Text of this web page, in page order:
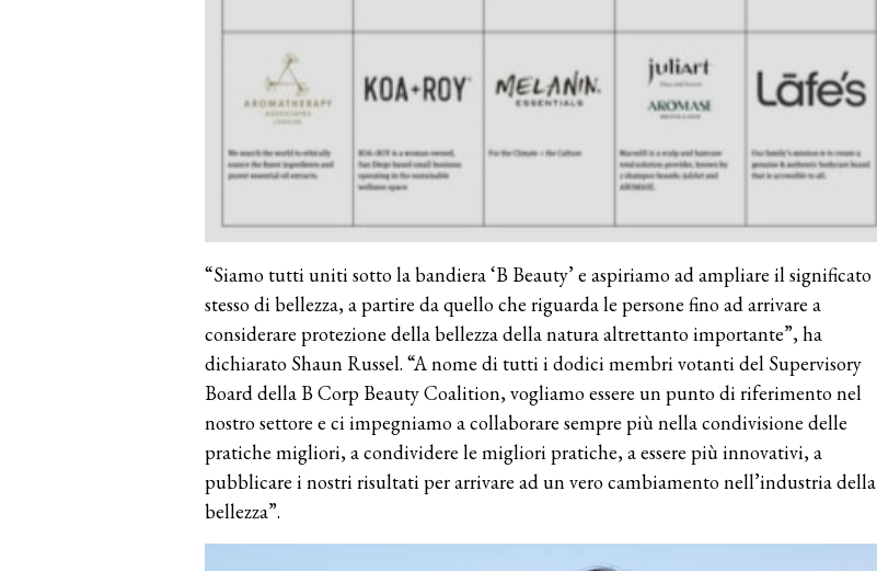
“Siamo tutti uniti sotto la bandiera ‘B Beauty’ e aspiriamo ad ampliare il significato
stesso di bellezza, a partire da quello che riguarda le persone fino ad arrivare a
considerare protezione della bellezza della natura altrettanto importante”, ha
dichiarato Shaun Russel. “A nome di tutti i dodici membri votanti del Supervisory
Board della B Corp Beauty Coalition, vogliamo essere un punto di riferimento nel
nostro settore e ci impegniamo a collaborare sempre più nella condivisione delle
pratiche migliori, a condividere le migliori pratiche, a essere più innovativi, a
pubblicare i nostri risultati per arrivare ad un vero cambiamento nell’industria della
bellezza”.